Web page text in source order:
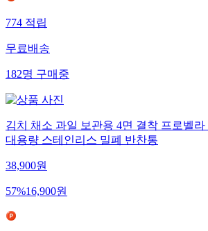
774 적립
무료배송
182명 구매중
김치 채소 과일 보관용 4면 결착 프로벨라
대용량 스테인리스 밀폐 반찬통
38,900원
57%16,900원